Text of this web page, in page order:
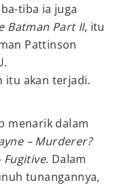
tiba ia juga
Batman Part II, itu
Pattinson
itu akan terjadi.
menarik dalam
– Murderer?
Fugitive. Dalam
tunangannya,